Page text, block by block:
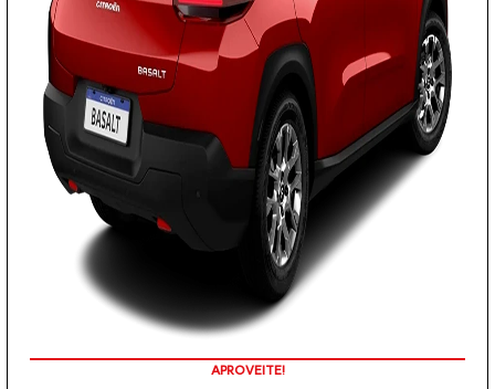
TAXA ZERO